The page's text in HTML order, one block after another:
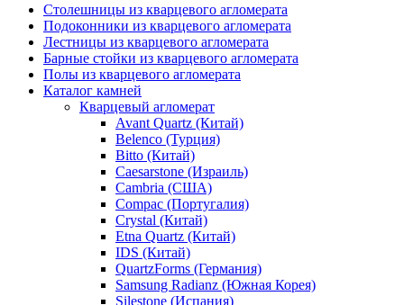
Столешницы из кварцевого агломерата
Подоконники из кварцевого агломерата
Лестницы из кварцевого агломерата
Барные стойки из кварцевого агломерата
Полы из кварцевого агломерата
Каталог камней
Кварцевый агломерат
Avant Quartz (Китай)
Belenco (Турция)
Bitto (Китай)
Caesarstone (Израиль)
Cambria (США)
Compac (Португалия)
Crystal (Китай)
Etna Quartz (Китай)
IDS (Китай)
QuartzForms (Германия)
Samsung Radianz (Южная Корея)
Silestone (Испания)